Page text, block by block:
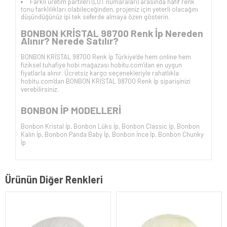
Farklı üretim partileri (LOT numaraları) arasında hafif renk
tonu farklılıkları olabileceğinden, projeniz için yeterli olacağını
düşündüğünüz ipi tek seferde almaya özen gösterin.
BONBON KRİSTAL 98700 Renk İp Nereden
Alınır? Nerede Satılır?
BONBON KRİSTAL 98700 Renk İp Türkiye’de hem online hem
fiziksel tuhafiye hobi mağazası hobitu.com’dan en uygun
fiyatlarla alınır. Ücretsiz kargo seçenekleriyle rahatlıkla
hobitu.com'dan BONBON KRİSTAL 98700 Renk İp siparişinizi
verebilirsiniz.
BONBON İP MODELLERİ
Bonbon Kristal İp, Bonbon Lüks İp, Bonbon Classic İp, Bonbon
Kalın İp, Bonbon Panda Baby İp, Bonbon İnce İp, Bonbon Chunky
İp
Ürünün Diğer Renkleri